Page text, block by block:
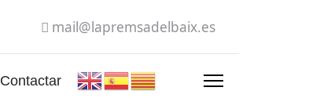
mail@lapremsadelbaix.es
Contactar